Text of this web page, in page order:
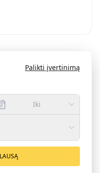
Palikti įvertinimą
Iki